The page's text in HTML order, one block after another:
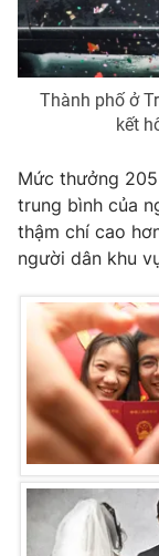
Emagazine
Photo
VTV Money
Thị trường 24h
VTV4
VTV9
Liên hệ tòa
Thành phố ở
kết
Mức thưởng
trung bình của
thậm chí cao
người dân khu